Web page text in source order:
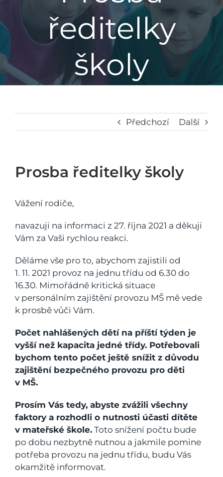
Základní škola
Družina
ředitelky
školy
Předchozí Další
Prosba ředitelky školy
Vážení rodiče,
navazuji na informaci z 27. října 2021 a děkuji
Vám za Vaši rychlou reakci.
Děláme vše pro to, abychom zajistili od
1. 11. 2021 provoz na jednu třídu od 6.30 do
16.30. Mimořádně kritická situace
v personálním zajištění provozu MŠ mě vede
k prosbě vůči Vám.
Počet nahlášených dětí na příští týden je
vyšší než kapacita jedné třídy. Potřebovali
bychom tento počet ještě snížit z důvodu
zajištění bezpečného provozu pro děti
v MŠ.
Prosím Vás tedy, abyste zvážili všechny
faktory a rozhodli o nutnosti účasti dítěte
v mateřské škole. Toto snížení počtu bude
po dobu nezbytně nutnou a jakmile pomine
potřeba provozu na jednu třídu, budu Vás
okamžitě informovat.